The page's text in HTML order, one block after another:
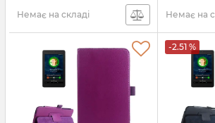
Немає на складі Немає на
-2.51 %